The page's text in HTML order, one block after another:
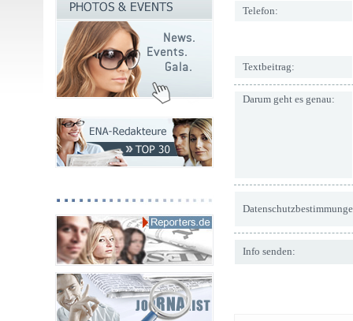
Telefon:
Textbeitrag:
Darum geht es genau:
Info senden: